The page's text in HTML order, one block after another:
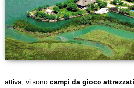
attiva, vi sono campi da gioco attrezzati